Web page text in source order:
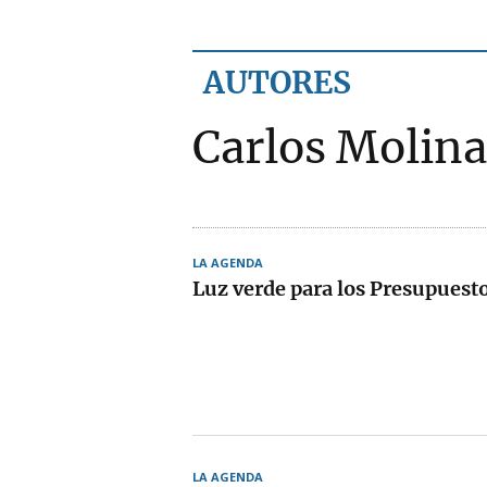
AUTORES
Carlos Molina
LA AGENDA
Luz verde para los
LA AGENDA